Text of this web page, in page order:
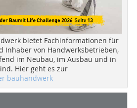
bietet Fachinformationen für
Inhaber von Handwerksbetrieben,
im Neubau, im Ausbau und in
Hier geht es zur
bauhandwerk